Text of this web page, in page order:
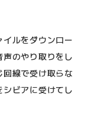
ルをダウンロー
のやり取りをし
線で受け取らな
ビアに受けてし